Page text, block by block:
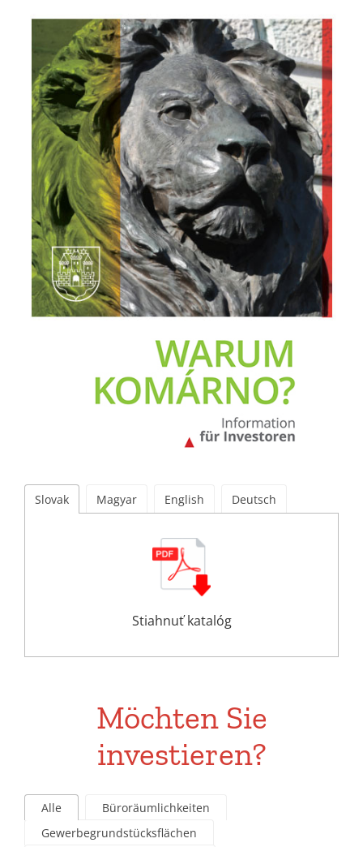
Slovak Magyar English Deutsch
Stiahnuť katalóg
Möchten Sie
investieren?
Alle
Büroräumlichkeiten
Gewerbegrundstücksflächen